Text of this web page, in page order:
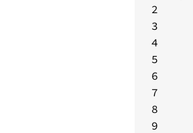
2
3
4
5
6
7
8
9